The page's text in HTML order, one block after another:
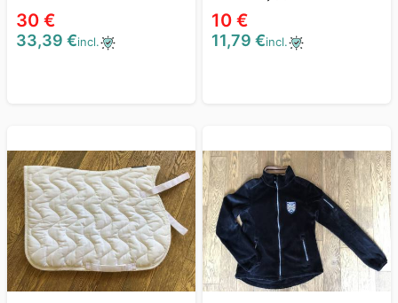
30 €
33,39 €incl.
10 €
11,79 €incl.